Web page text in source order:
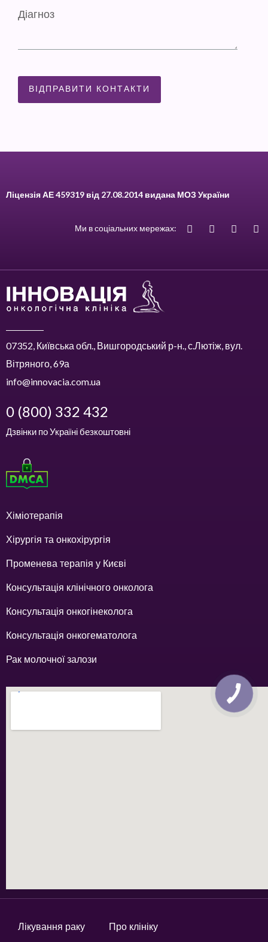
Ліцензія АЕ 459319 від 27.08.2014 видана МОЗ України
Ми в соціальних мережах:
07352, Київська обл., Вишгородський р-н., с.Лютіж, вул.
Вітряного, 69а
info@innovacia.com.ua
0 (800) 332 432
Дзвінки по Україні безкоштовні
Хіміотерапія
Хірургія та онкохірургія
Променева терапія у Києві
Консультація клінічного онколога
Консультація онкогінеколога
Консультація онкогематолога
Рак молочної залози
Лікування раку Про клініку